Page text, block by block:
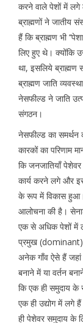
करने वाले पेशों में
ब्राह्मणों ने जातीय
हैं कि ब्राह्मण भी
लिए हुए थे। क्योंकि
था, इसलिये ब्राह्मण
ब्राह्मण जाति
नेसफील्ड ने जाति
संगठन।
नेसफील्ड का समर्थन
कारकों का परिणाम
कि जनजातियाँ
कार्य करने लगे और
के रूप में विकास हुआ।
आलोचना की है।
एक से अधिक पेशों में
प्रमुख (dominant)
अनेक गाँव ऐसे हैं
बनाने में या वर्तन
कि एक ही समुदाय
एक ही उद्योग में लगे
ही पेशेवर समुदाय के